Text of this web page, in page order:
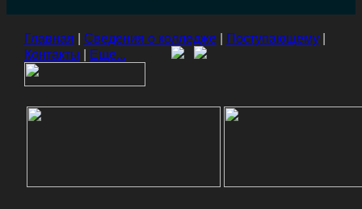
Главная Сведения о колледже| Поступающему|
Контакты
Еще...